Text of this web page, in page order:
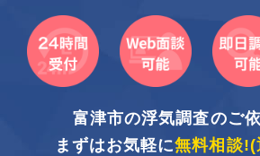
富津市の浮気調査のご依
まずはお気軽に無料相談!(